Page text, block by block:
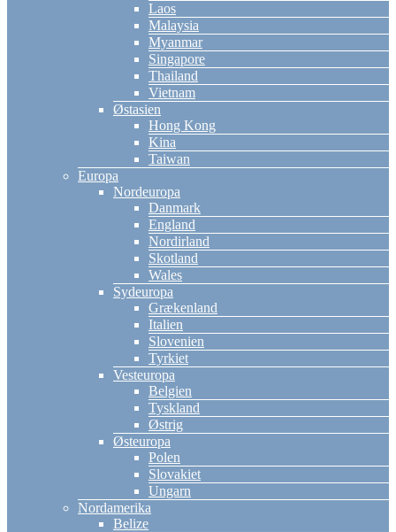
Laos
Malaysia
Myanmar
Singapore
Thailand
Vietnam
Østasien
Hong Kong
Kina
Taiwan
Europa
Nordeuropa
Danmark
England
Nordirland
Skotland
Wales
Sydeuropa
Grækenland
Italien
Slovenien
Tyrkiet
Vesteuropa
Belgien
Tyskland
Østrig
Østeuropa
Polen
Slovakiet
Ungarn
Nordamerika
Belize